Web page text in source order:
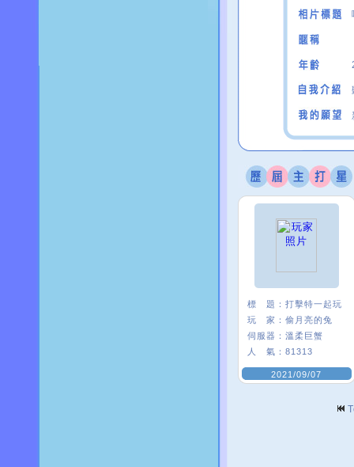
標 題： 打擊特一起玩
玩 家： 偷月亮的兔
伺服器： 溫柔巨蟹
人 氣： 81313
2021/09/07